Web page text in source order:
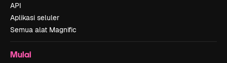
API
Aplikasi seluler
Semua alat Magnific
Mulai